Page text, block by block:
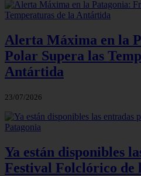
Alerta Máxima en la
Polar Supera las
Antártida
23/07/2026
Ya están disponibles
Festival Folclórico de